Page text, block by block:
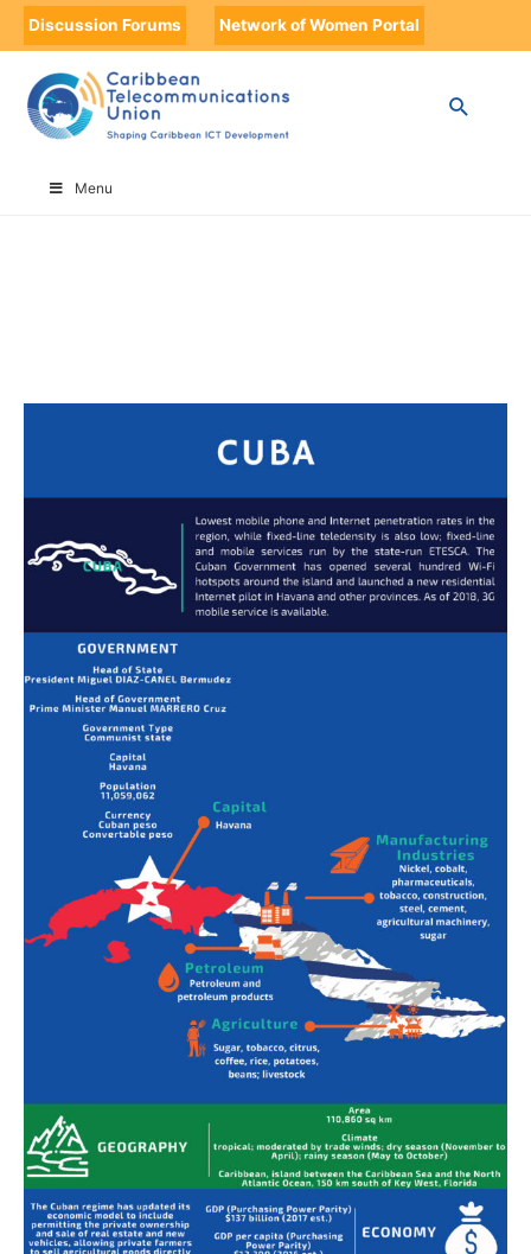
Discussion Forums Network of Women Portal
Menu
HOME CUBA